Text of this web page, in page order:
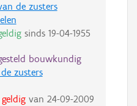
de zusters
sinds 19-04-1955
bouwkundig
zusters
van 24-09-2009